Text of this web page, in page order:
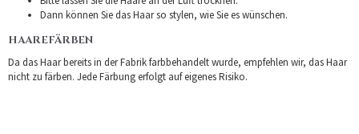
Dann können Sie das Haar so stylen, wie Sie es wünschen.
HAAREFÄRBEN
Da das Haar bereits in der Fabrik farbbehandelt wurde, empfehlen wir, das Haar
nicht zu färben. Jede Färbung erfolgt auf eigenes Risiko.